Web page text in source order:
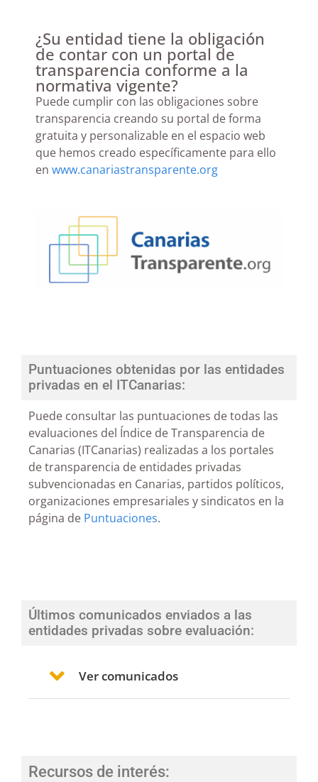
¿Su entidad tiene la obligación
de contar con un portal de
transparencia conforme a la
normativa vigente?
Puede cumplir con las obligaciones sobre
transparencia creando su portal de forma
gratuita y personalizable en el espacio web
que hemos creado específicamente para ello
en www.canariastransparente.org
Puntuaciones obtenidas por las entidades
privadas en el ITCanarias:
Puede consultar las puntuaciones de todas las
evaluaciones del Índice de Transparencia de
Canarias (ITCanarias) realizadas a los portales
de transparencia de entidades privadas
subvencionadas en Canarias, partidos políticos,
organizaciones empresariales y sindicatos en la
página de Puntuaciones.
Últimos comunicados enviados a las
entidades privadas sobre evaluación:
Ver comunicados
Recursos de interés: